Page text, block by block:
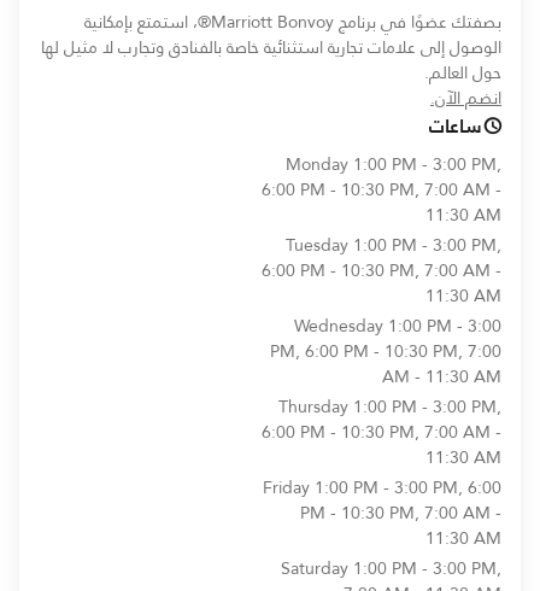
بصفتك عضوًا في برنامج Marriott Bonvoy®، استمتع بإمكانية
الوصول إلى علامات تجارية استثنائية خاصة بالفنادق وتجارب لا مثيل لها
حول العالم.
انضم الآن.
ساعات
Monday1:00 PM - 3:00 PM,
6:00 PM - 10:30 PM, 7:00 AM -
11:30 AM
Tuesday1:00 PM - 3:00 PM,
6:00 PM - 10:30 PM, 7:00 AM -
11:30 AM
Wednesday1:00 PM - 3:00
PM, 6:00 PM - 10:30 PM, 7:00
AM - 11:30 AM
Thursday1:00 PM - 3:00 PM,
6:00 PM - 10:30 PM, 7:00 AM -
11:30 AM
Friday1:00 PM - 3:00 PM, 6:00
PM - 10:30 PM, 7:00 AM -
11:30 AM
Saturday1:00 PM - 3:00 PM,